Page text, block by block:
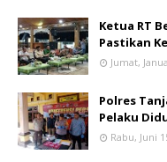
Ketua RT
Pastikan
Jumat,
Polres
Pelaku
Rabu, Juni